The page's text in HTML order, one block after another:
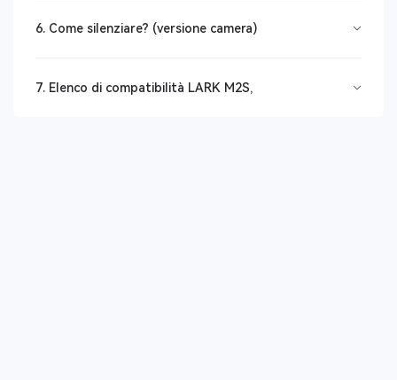
6. Come silenziare? (versione camera)
7. Elenco di compatibilità LARK M2S,